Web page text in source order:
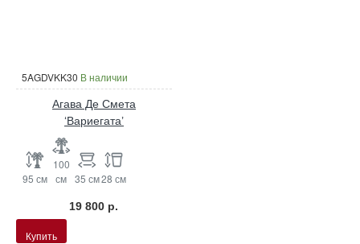
5AGDVKK30 В наличии
Агава Де Смета
‘Вариегата’
95 см
100
см
35 см28 см
19 800 р.
Купить